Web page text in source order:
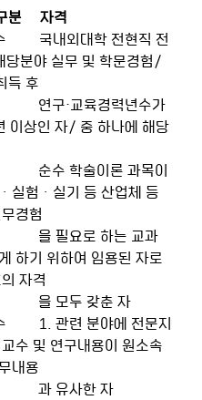
분     자격
국내외대학 전현직 전
분야 실무 및 학문경험/
득 후
이상인 자/ 중 하나에 해당
실험ㆍ실기 등 산업체 등
경험
하기 위하여 임용된 자로
자격
                           을 모두 갖춘 자
1. 관련 분야에 전문지
수 및 연구내용이 원소속
내용
                           과 유사한 자